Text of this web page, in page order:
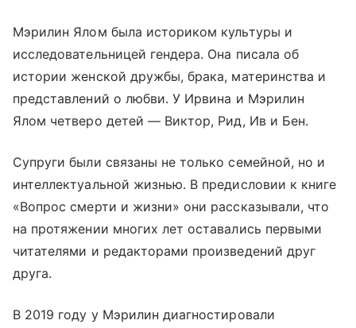
Мэрилин Ялом была историком культуры и
исследовательницей гендера. Она писала об
истории женской дружбы, брака, материнства и
представлений о любви. У Ирвина и Мэрилин
Ялом четверо детей — Виктор, Рид, Ив и Бен.
Супруги были связаны не только семейной, но и
интеллектуальной жизнью. В предисловии к книге
«Вопрос смерти и жизни» они рассказывали, что
на протяжении многих лет оставались первыми
читателями и редакторами произведений друг
друга.
В 2019 году у Мэрилин диагностировали